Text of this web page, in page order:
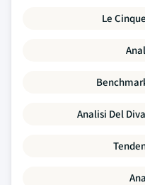
Le
Analisi Del